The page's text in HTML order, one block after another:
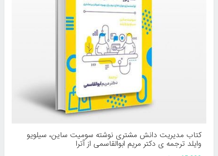
کتاب مدیریت دانش مشتری نوشته سومیت ساین، سیلویو
وایلد ترجمه ی دکتر مریم ابوالقاسمی از آترا